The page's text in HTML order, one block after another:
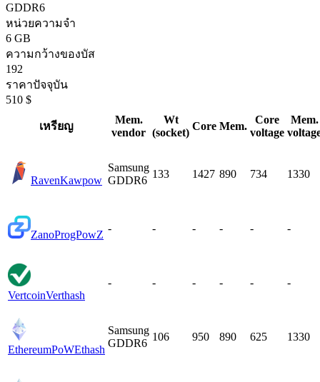
GDDR6
หน่วยความจำ
6 GB
ความกว้างของบัส
192
ราคาปัจจุบัน
510 $
เหรียญ
Mem.
vendor
Wt
(socket)
Core Mem.
Core
voltage
Mem.
RavenKawpow
Samsung
GDDR6
133 1427 890 734 1330
ZanoProgPowZ
- - - - - -
VertcoinVerthash
- - - - - -
EthereumPoWEthash
Samsung
GDDR6
106 950 890 625 1330